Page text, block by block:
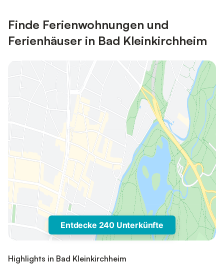
Finde Ferienwohnungen und
Ferienhäuser in Bad Kleinkirchheim
Entdecke 240 Unterkünfte
Highlights in Bad Kleinkirchheim